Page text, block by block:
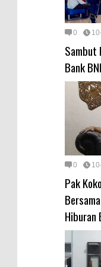
0
Sambut
Bank
0
Pak
Hiburan